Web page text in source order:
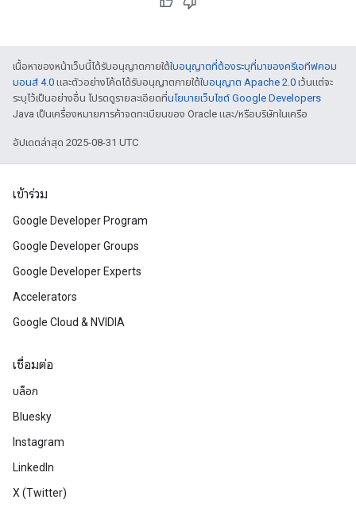
เนื้อหาของหน้าเว็บนี้ได้รับอนุญาตภายใต้ใบอนุญาตที่ต้องระบุที่มาของครีเอทีฟคอม
มอนส์ 4.0 และตัวอย่างโค้ดได้รับอนุญาตภายใต้ใบอนุญาต Apache 2.0 เว้นแต่จะ
ระบุไว้เป็นอย่างอื่น โปรดดูรายละเอียดที่นโยบายเว็บไซต์ Google Developers
Java เป็นเครื่องหมายการค้าจดทะเบียนของ Oracle และ/หรือบริษัทในเครือ
อัปเดตล่าสุด 2025-08-31 UTC
เข้าร่วม
Google Developer Program
Google Developer Groups
Google Developer Experts
Accelerators
Google Cloud & NVIDIA
เชื่อมต่อ
บล็อก
Bluesky
Instagram
LinkedIn
X (Twitter)